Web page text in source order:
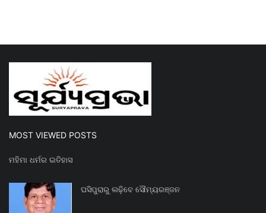
MOST VIEWED POSTS
ମହିମା ଧର୍ମର ଇତିହାସ
ଘସିପୁରାରୁ ଲଢ଼ିବେ ସୌମ୍ୟରଞ୍ଜନ